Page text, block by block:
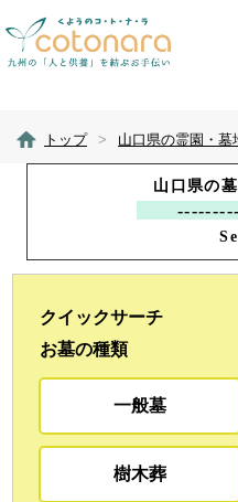
トップ > 山口県の霊園・墓
山口県の
クイックサーチ
お墓の種類
一般墓
樹木葬